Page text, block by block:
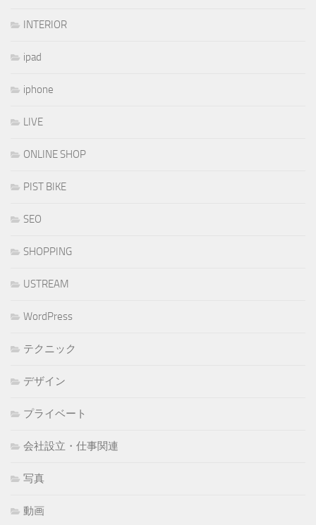
INTERIOR
ipad
iphone
LIVE
ONLINE SHOP
PIST BIKE
SEO
SHOPPING
USTREAM
WordPress
テクニック
デザイン
プライベート
会社設立・仕事関連
写真
動画